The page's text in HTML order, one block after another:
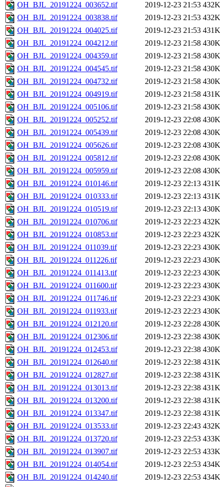
OH_BJL_20191224_003652.tif
2019-12-23 21:53 432K
OH_BJL_20191224_003838.tif
2019-12-23 21:53 432K
OH_BJL_20191224_004025.tif
2019-12-23 21:53 431K
OH_BJL_20191224_004212.tif
2019-12-23 21:58 430K
OH_BJL_20191224_004359.tif
2019-12-23 21:58 430K
OH_BJL_20191224_004545.tif
2019-12-23 21:58 430K
OH_BJL_20191224_004732.tif
2019-12-23 21:58 430K
OH_BJL_20191224_004919.tif
2019-12-23 21:58 431K
OH_BJL_20191224_005106.tif
2019-12-23 21:58 430K
OH_BJL_20191224_005252.tif
2019-12-23 22:08 430K
OH_BJL_20191224_005439.tif
2019-12-23 22:08 430K
OH_BJL_20191224_005626.tif
2019-12-23 22:08 430K
OH_BJL_20191224_005812.tif
2019-12-23 22:08 430K
OH_BJL_20191224_005959.tif
2019-12-23 22:08 430K
OH_BJL_20191224_010146.tif
2019-12-23 22:13 431K
OH_BJL_20191224_010333.tif
2019-12-23 22:13 431K
OH_BJL_20191224_010519.tif
2019-12-23 22:13 430K
OH_BJL_20191224_010706.tif
2019-12-23 22:23 432K
OH_BJL_20191224_010853.tif
2019-12-23 22:23 432K
OH_BJL_20191224_011039.tif
2019-12-23 22:23 430K
OH_BJL_20191224_011226.tif
2019-12-23 22:23 430K
OH_BJL_20191224_011413.tif
2019-12-23 22:23 430K
OH_BJL_20191224_011600.tif
2019-12-23 22:23 430K
OH_BJL_20191224_011746.tif
2019-12-23 22:23 430K
OH_BJL_20191224_011933.tif
2019-12-23 22:23 430K
OH_BJL_20191224_012120.tif
2019-12-23 22:28 430K
OH_BJL_20191224_012306.tif
2019-12-23 22:38 430K
OH_BJL_20191224_012453.tif
2019-12-23 22:38 430K
OH_BJL_20191224_012640.tif
2019-12-23 22:38 431K
OH_BJL_20191224_012827.tif
2019-12-23 22:38 431K
OH_BJL_20191224_013013.tif
2019-12-23 22:38 431K
OH_BJL_20191224_013200.tif
2019-12-23 22:38 431K
OH_BJL_20191224_013347.tif
2019-12-23 22:38 431K
OH_BJL_20191224_013533.tif
2019-12-23 22:43 432K
OH_BJL_20191224_013720.tif
2019-12-23 22:53 433K
OH_BJL_20191224_013907.tif
2019-12-23 22:53 433K
OH_BJL_20191224_014054.tif
2019-12-23 22:53 434K
OH_BJL_20191224_014240.tif
2019-12-23 22:53 434K